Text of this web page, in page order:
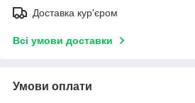
Доставка кур'єром
Всі умови доставки
Умови оплати